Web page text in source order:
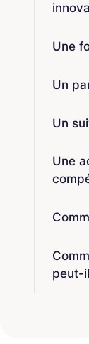
Une
Un
Un
Une
peut-